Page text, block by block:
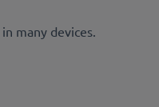
many devices.